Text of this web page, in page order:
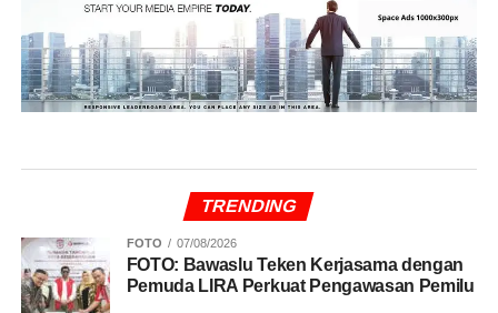
TRENDING
FOTO 07/08/2026
FOTO: Bawaslu Teken Kerjasama dengan
Pemuda LIRA Perkuat Pengawasan Pemilu